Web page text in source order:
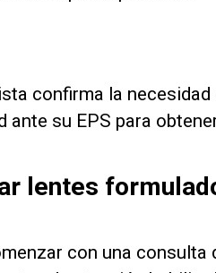
confirma la
ante su EPS para
lentes
con una